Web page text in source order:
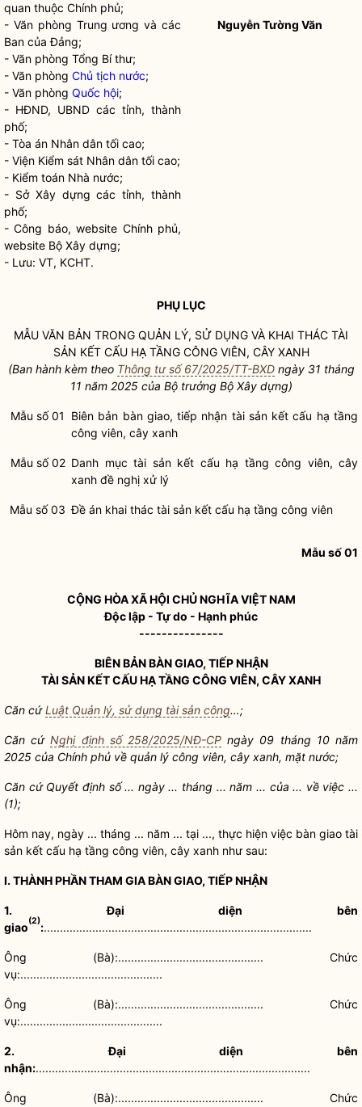
quan thuộc Chính phủ;
- Văn phòng Trung ương và các
Ban của Đảng;
- Văn phòng Tổng Bí thư;
- Văn phòng Chủ tịch nước;
- Văn phòng Quốc hội;
- HĐND, UBND các tỉnh, thành
phố;
- Tòa án Nhân dân tối cao;
- Viện Kiểm sát Nhân dân tối cao;
- Kiểm toán Nhà nước;
- Sở Xây dựng các tỉnh, thành
phố;
- Công báo, website Chính phủ,
website Bộ Xây dựng;
- Lưu: VT, KCHT.
Nguyễn Tường Văn
PHỤ LỤC
MẪU VĂN BẢN TRONG QUẢN LÝ, SỬ DỤNG VÀ KHAI THÁC TÀI
SẢN KẾT CẤU HẠ TẦNG CÔNG VIÊN, CÂY XANH
(Ban hành kèm theo Thông tư số 67/2025/TT-BXDngày 31 tháng
11 năm 2025 của Bộ trưởng Bộ Xây dựng)
Mẫu số 01
Biên bản bàn giao, tiếp nhận tài sản kết cấu hạ tầng
công viên, cây xanh
Mẫu số 02 Danh mục tài sản kết cấu hạ tầng công viên, cây
xanh đề nghị xử lý
Mẫu số 03 Đề án khai thác tài sản kết cấu hạ tầng công viên
Mẫu số 01
CỘNG HÒA XÃ HỘI CHỦ NGHĨA VIỆT NAM
Độc lập - Tự do - Hạnh phúc
---------------
BIÊN BẢN BÀN GIAO, TIẾP NHẬN
TÀI SẢN KẾT CẤU HẠ TẦNG CÔNG VIÊN, CÂY XANH
Căn cứLuật Quản lý, sử dụng tài sản công…;
Căn cứNghị định số 258/2025/NĐ-CP ngày 09 tháng 10 năm
2025 của Chính phủ về quản lý công viên, cây xanh, mặt nước;
Căn cứ Quyết định số ... ngày ... tháng ... năm ... của ... về việc ...
(1);
Hôm nay, ngày ... tháng ... năm ... tại ..., thực hiện việc bàn giao tài
sản kết cấu hạ tầng công viên, cây xanh như sau:
I. THÀNH PHẦN THAM GIA BÀN GIAO, TIẾP NHẬN
1. Đại diện bên
giao(2):...................................................................................
Ông (Bà):............................................. Chức
vụ:............................................
Ông (Bà):............................................. Chức
vụ:............................................
2. Đại diện bên
nhận:.....................................................................................
Ông (Bà):............................................. Chức